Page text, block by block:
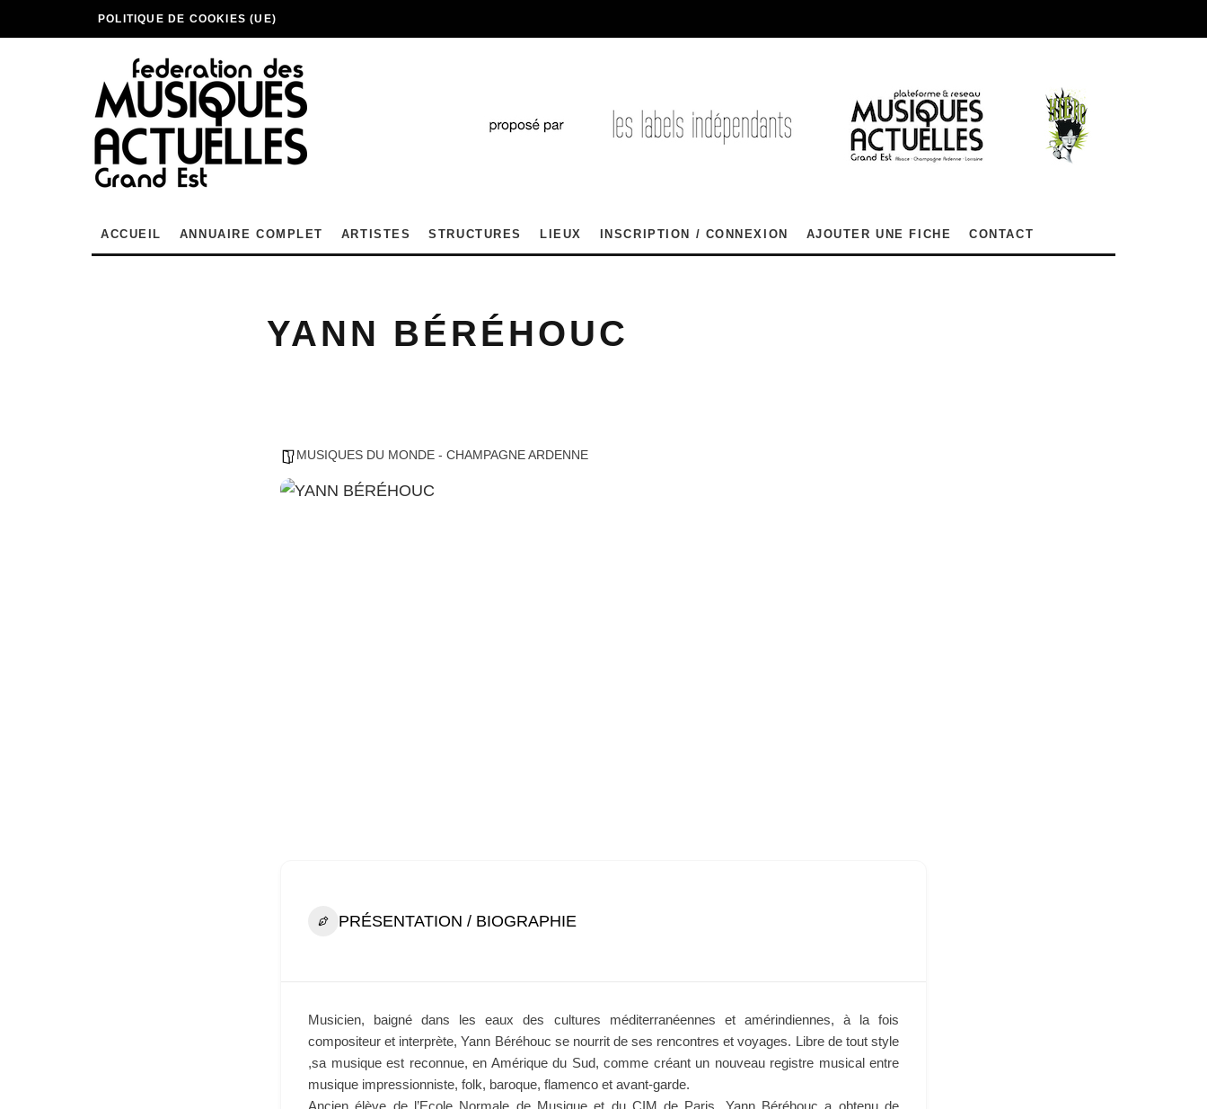
POLITIQUE DE COOKIES (UE)
ACCUEIL ANNUAIRE COMPLET ARTISTES STRUCTURES LIEUX INSCRIPTION / CONNEXION AJOUTER UNE FICHE CONTACT
YANN BÉRÉHOUC
MUSIQUES DU MONDE - CHAMPAGNE ARDENNE
PRÉSENTATION / BIOGRAPHIE
Musicien, baigné dans les eaux des cultures méditerranéennes et amérindiennes, à la fois
compositeur et interprète, Yann Béréhouc se nourrit de ses rencontres et voyages. Libre de tout style
,sa musique est reconnue, en Amérique du Sud, comme créant un nouveau registre musical entre
musique impressionniste, folk, baroque, flamenco et avant-garde.
Ancien élève de l’Ecole Normale de Musique et du CIM de Paris, Yann Béréhouc a obtenu de